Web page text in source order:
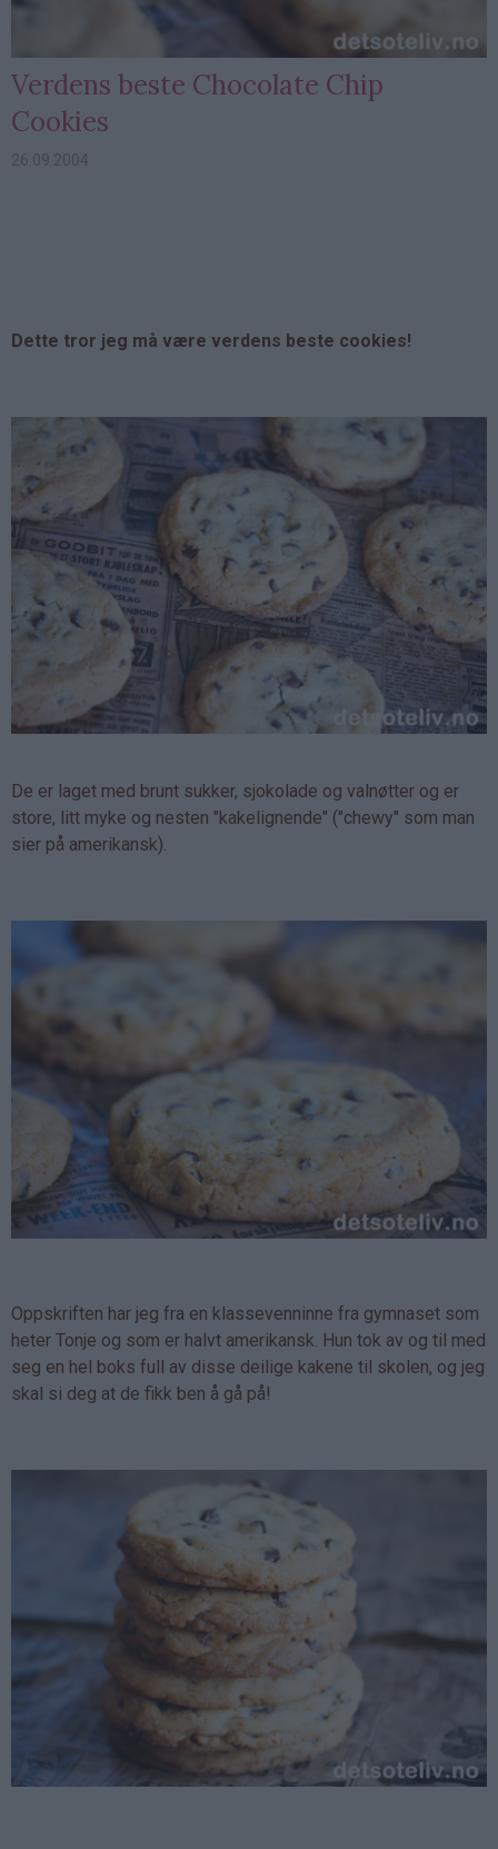
Verdens beste Chocolate Chip
Cookies
26.09.2004
Dette tror jeg må være verdens beste cookies!
De er laget med brunt sukker, sjokolade og valnøtter og er
store, litt myke og nesten "kakelignende" ("chewy" som man
sier på amerikansk).
Oppskriften har jeg fra en klassevenninne fra gymnaset som
heter Tonje og som er halvt amerikansk. Hun tok av og til med
seg en hel boks full av disse deilige kakene til skolen, og jeg
skal si deg at de fikk ben å gå på!